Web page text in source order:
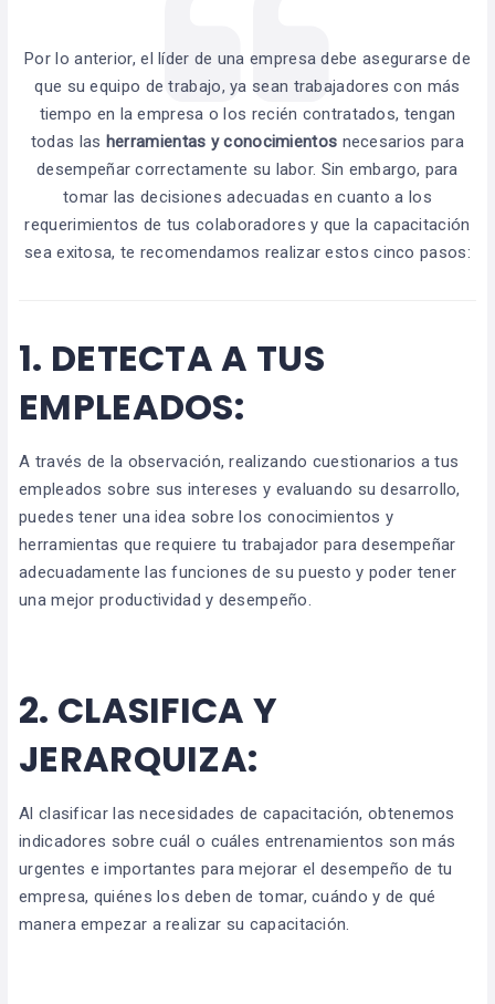
Por lo anterior, el líder de una empresa debe asegurarse de
que su equipo de trabajo, ya sean trabajadores con más
tiempo en la empresa o los recién contratados, tengan
todas las herramientas y conocimientos necesarios para
desempeñar correctamente su labor. Sin embargo, para
tomar las decisiones adecuadas en cuanto a los
requerimientos de tus colaboradores y que la capacitación
sea exitosa, te recomendamos realizar estos cinco pasos:
1. DETECTA A TUS
EMPLEADOS:
A través de la observación, realizando cuestionarios a tus
empleados sobre sus intereses y evaluando su desarrollo,
puedes tener una idea sobre los conocimientos y
herramientas que requiere tu trabajador para desempeñar
adecuadamente las funciones de su puesto y poder tener
una mejor productividad y desempeño.
2. CLASIFICA Y
JERARQUIZA:
Al clasificar las necesidades de capacitación, obtenemos
indicadores sobre cuál o cuáles entrenamientos son más
urgentes e importantes para mejorar el desempeño de tu
empresa, quiénes los deben de tomar, cuándo y de qué
manera empezar a realizar su capacitación.